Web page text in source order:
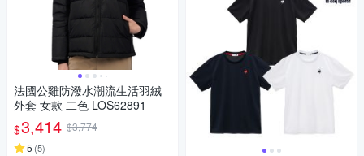
法國公雞防潑水潮流生活羽絨
外套 女款 二色 LOS62891
$3,414 $3,774
5 (5)